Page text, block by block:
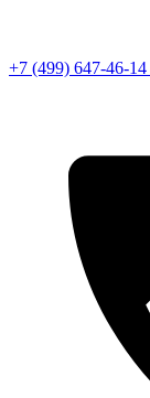
+7 (499) 647-46-14